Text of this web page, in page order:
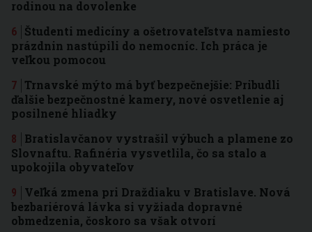
rodinou na dovolenke
Študenti medicíny a ošetrovateľstva namiesto
prázdnin nastúpili do nemocníc. Ich práca je
veľkou pomocou
Trnavské mýto má byť bezpečnejšie: Pribudli
ďalšie bezpečnostné kamery, nové osvetlenie aj
posilnené hliadky
Bratislavčanov vystrašil výbuch a plamene zo
Slovnaftu. Rafinéria vysvetlila, čo sa stalo a
upokojila obyvateľov
Veľká zmena pri Draždiaku v Bratislave. Nová
bezbariérová lávka si vyžiada dopravné
obmedzenia, čoskoro sa však otvorí